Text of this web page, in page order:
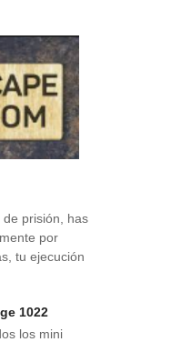
prisión, has
por
tu ejecución
1022
los mini